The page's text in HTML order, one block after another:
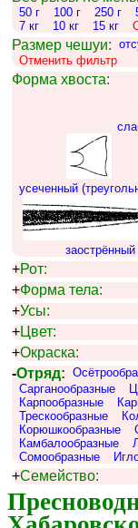
50 г
100 г 250 г
7 кг
10 кг 15 кг
Размер чешуи:
Отменить фильтр
Форма хвоста:
усеченный
заострённый
+Рот:
+Форма тела:
+Усы:
+Цвет:
+Окраска:
-Отряд:
Сарганообразные
Карпообразные
Трескообразные
Корюшкообразные
Камбалообразные
Сомообразные
+Семейство: